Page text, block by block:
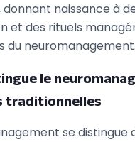
naissance à
et des rituels
du neuromanagement.
le
traditionnelles
se distingue